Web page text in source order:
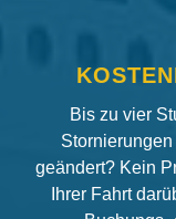
Bis zu vier
geändert? Kein
Ihrer Fahrt